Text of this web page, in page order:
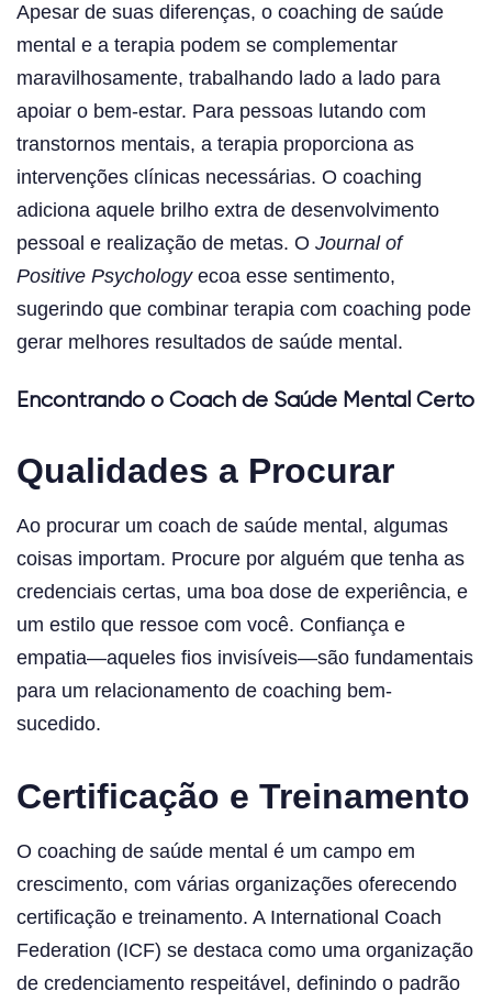
Apesar de suas diferenças, o coaching de saúde
mental e a terapia podem se complementar
maravilhosamente, trabalhando lado a lado para
apoiar o bem-estar. Para pessoas lutando com
transtornos mentais, a terapia proporciona as
intervenções clínicas necessárias. O coaching
adiciona aquele brilho extra de desenvolvimento
pessoal e realização de metas. O Journal of
Positive Psychologyecoa esse sentimento,
sugerindo que combinar terapia com coaching pode
gerar melhores resultados de saúde mental.
Encontrando o Coach de Saúde Mental Certo
Qualidades a Procurar
Ao procurar um coach de saúde mental, algumas
coisas importam. Procure por alguém que tenha as
credenciais certas, uma boa dose de experiência, e
um estilo que ressoe com você. Confiança e
empatia—aqueles fios invisíveis—são fundamentais
para um relacionamento de coaching bem-
sucedido.
Certificação e Treinamento
O coaching de saúde mental é um campo em
crescimento, com várias organizações oferecendo
certificação e treinamento. A International Coach
Federation (ICF) se destaca como uma organização
de credenciamento respeitável, definindo o padrão